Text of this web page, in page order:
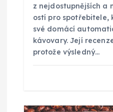
k
z nejdostupnějších a
ostí pro spotřebitele,
své domácí
kávovary. Její
protože výsledný…